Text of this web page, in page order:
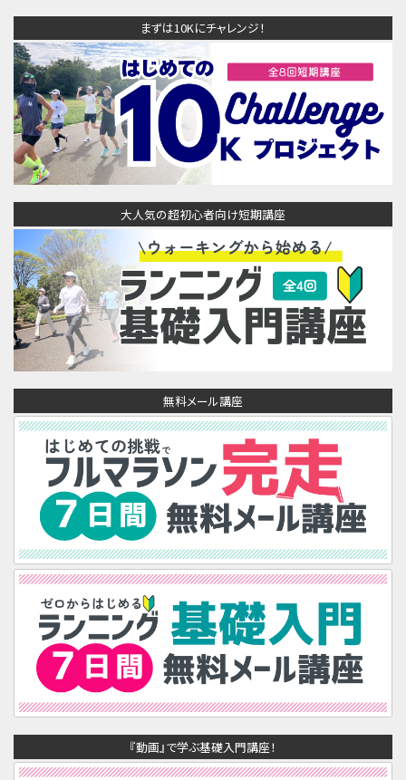
まずは10Kにチャレンジ！
大人気の超初心者向け短期講座
無料メール講座
『動画』で学ぶ基礎入門講座！